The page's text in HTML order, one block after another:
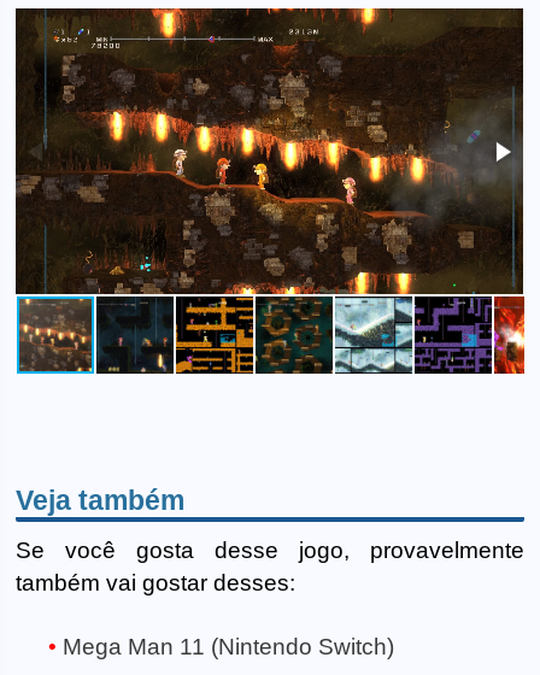
Veja também
Se você gosta desse jogo, provavelmente
também vai gostar desses:
Mega Man 11 (Nintendo Switch)